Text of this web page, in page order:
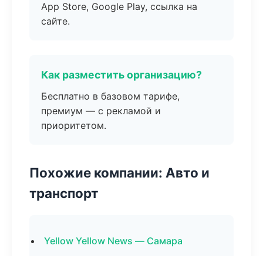
App Store, Google Play, ссылка на
сайте.
Как разместить организацию?
Бесплатно в базовом тарифе,
премиум — с рекламой и
приоритетом.
Похожие компании: Авто и
транспорт
Yellow Yellow News — Самара